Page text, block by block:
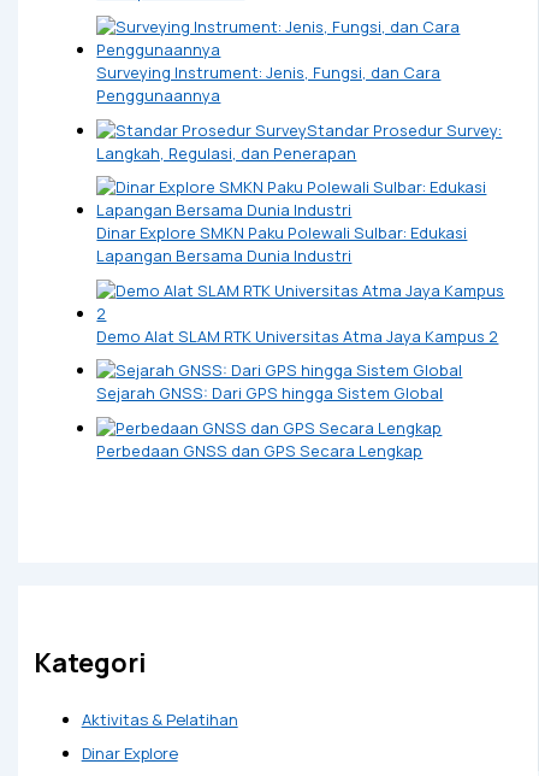
Surveying Instrument: Jenis, Fungsi, dan Cara
Penggunaannya
Standar Prosedur Survey:
Langkah, Regulasi, dan Penerapan
Dinar Explore SMKN Paku Polewali Sulbar: Edukasi
Lapangan Bersama Dunia Industri
Demo Alat SLAM RTK Universitas Atma Jaya Kampus 2
Sejarah GNSS: Dari GPS hingga Sistem Global
Perbedaan GNSS dan GPS Secara Lengkap
Kategori
Aktivitas & Pelatihan
Dinar Explore